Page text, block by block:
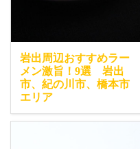
岩出周辺おすすめラー
メン激旨！9選 岩出
市、紀の川市、橋本市
エリア